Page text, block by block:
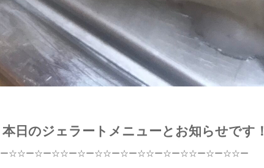
本日のジェラートメニューとお知らせです！
ー☆☆ー☆ー☆☆ー☆ー☆☆ー☆ー☆☆ー☆ー☆☆ー☆ー☆☆ー